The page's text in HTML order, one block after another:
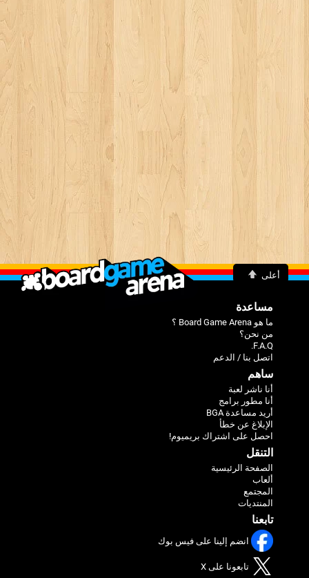
أعلى
مساعدة
ما هو Board Game Arena ؟
من نحن؟
F.A.Q.
اتصل بنا / الدعم
ساهم
أنا ناشر لعبة
أنا مطور برامج
أريد مساعدة BGA
الإبلاغ عن خطأ
احصل على اشتراك بريميوم!
التنقل
الصفحة الرئيسية
ألعاب
المجتمع
المنتديات
تابعنا
انضم إلينا على فيس بوك
تابعونا على X